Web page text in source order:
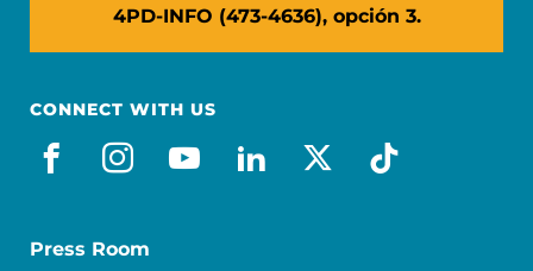
4PD-INFO (473-4636), opción 3.
CONNECT WITH US
facebook_es
instagram
youtube
linkedin
x-socialtiktok
Press Room